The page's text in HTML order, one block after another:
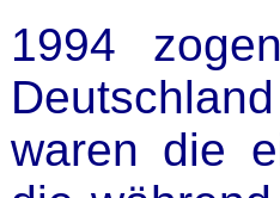
1994
waren die